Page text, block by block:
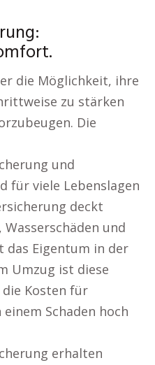
die Möglichkeit, ihre
zu stärken
Die
und
für viele Lebenslagen
deckt
und
das Eigentum in der
Umzug ist diese
Kosten für
Schaden hoch
erhalten